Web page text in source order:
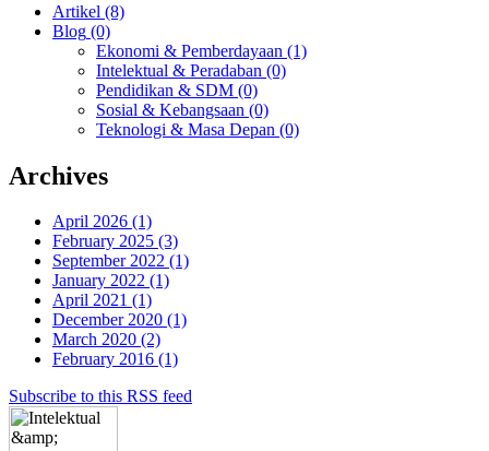
Artikel (8)
Blog (0)
Ekonomi & Pemberdayaan (1)
Intelektual & Peradaban (0)
Pendidikan & SDM (0)
Sosial & Kebangsaan (0)
Teknologi & Masa Depan (0)
Archives
April 2026 (1)
February 2025 (3)
September 2022 (1)
January 2022 (1)
April 2021 (1)
December 2020 (1)
March 2020 (2)
February 2016 (1)
Subscribe to this RSS feed